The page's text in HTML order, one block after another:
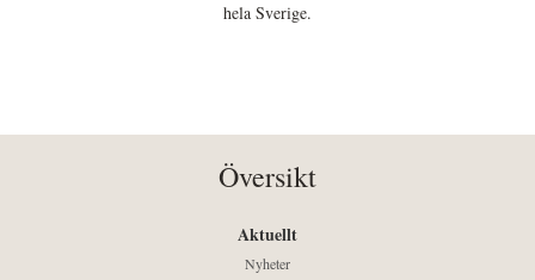
hela Sverige.
Översikt
Aktuellt
Nyheter